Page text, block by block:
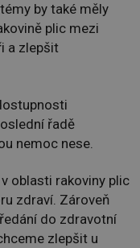
by také měly
plic mezi
a zlepšit
řadě
nemoc nese.
oblasti rakoviny plic
zdraví. Zároveň
do zdravotní
zlepšit u